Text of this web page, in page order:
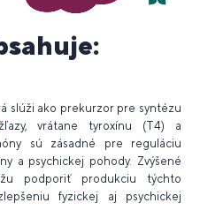
slúži ako prekurzor pre syntézu
vrátane tyroxínu (T4) a
sú zásadné pre reguláciu
a psychickej pohody. Zvýšené
podporiť produkciu týchto
fyzickej aj psychickej